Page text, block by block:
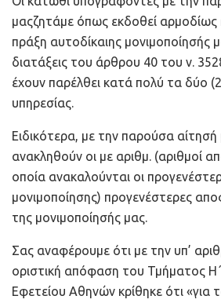
μαςζητάμε όπως εκδοθεί αρμοδίως
πράξη αυτοδίκαιης μονιμοποίησής
διατάξεις του άρθρου 40 του ν.
έχουν παρέλθει κατά πολύ τα δύο
υπηρεσίας.
Ειδικότερα, με την παρούσα
ανακληθούν οι με αριθμ. (αριθμοί
οποία ανακαλούνται οι
μονιμοποίησης) προγενέστερες
της μονιμοποίησής μας.
Σας αναφέρουμε ότι με την υπ’
οριστική απόφαση του Τμήματος Η΄
Εφετείου Αθηνών κρίθηκε ότι «για